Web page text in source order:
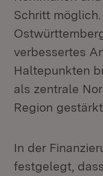
Schritt
verbessertes
Haltepunkten
als zentrale
Region
In der
festgelegt,